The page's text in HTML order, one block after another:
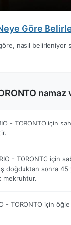
Göre
nasıl belirleniyor
- TORONTO için
- TORONTO için
doğduktan sonra 45
mekruhtur.
- TORONTO için öğle